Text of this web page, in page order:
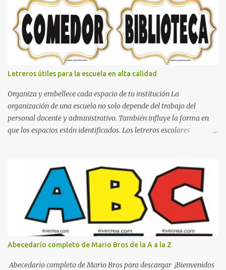
boxeo Ideas para decoraciones de fiestas infantiles Cosas bonitas
que se pueden hacer con gomas de coche
Letreros útiles para la escuela en alta calidad
Organiza y embellece cada espacio de tu institución La
organización de una escuela no solo depende del trabajo del
personal docente y administrativo. También influye la forma en
que los espacios están identificados. Los letreros escolares
decorativo que hace que la institución luzca más ordenada,
moderna y acogedora. Pensando en esta necesidad, he diseñado
una colección de letreros útiles para la escuela con un estilo
elegante, fácil de leer y listo para imprimir en alta calidad. Su
diseño busca combinar funcionalidad y estética, logrando que
cualquier institución educativa proyecte una imagen más
organizada y profesional. ¿Por qué son importantes los letreros
escolares? En una escuela conviven diariamente cientos de
personas. Para quienes visitan la institución por primera vez,
Abecedario completo de Mario Bros de la A a la Z
Abecedario completo de Mario Bros para descargar ¡Bienvenidos